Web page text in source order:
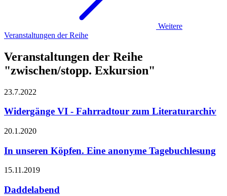
Weitere
Veranstaltungen der Reihe
Veranstaltungen der Reihe
"zwischen/stopp. Exkursion"
23.7.2022
Widergänge VI - Fahrradtour zum Literaturarchiv
20.1.2020
In unseren Köpfen. Eine anonyme Tagebuchlesung
15.11.2019
Daddelabend